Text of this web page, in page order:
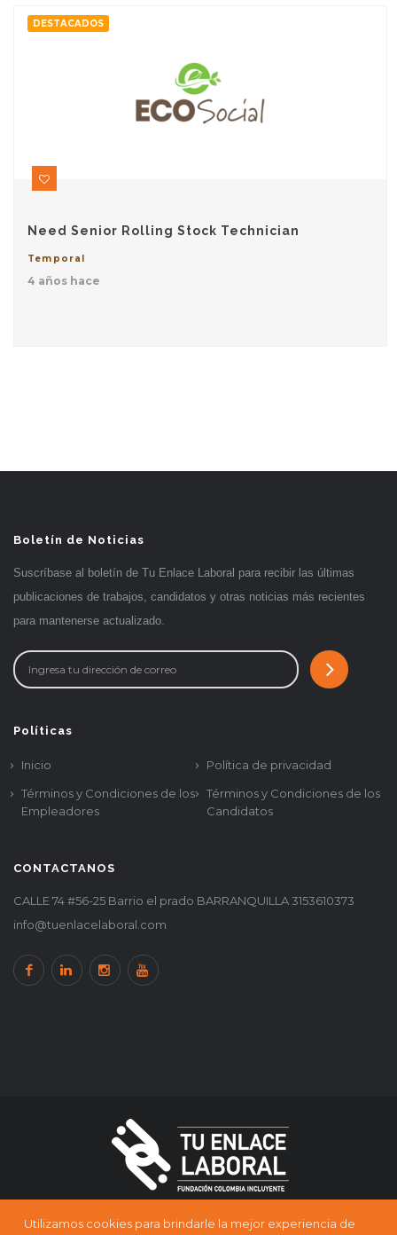
DESTACADOS
Need Senior Rolling Stock Technician
Temporal
4 años hace
Boletín de Noticias
Suscríbase al boletín de Tu Enlace Laboral para recibir las últimas
publicaciones de trabajos, candidatos y otras noticias más recientes
para mantenerse actualizado.
Políticas
Inicio
Política de privacidad
Términos y Condiciones de los
Empleadores
Términos y Condiciones de los
Candidatos
CONTACTANOS
CALLE 74 #56-25 Barrio el prado BARRANQUILLA 3153610373
info@tuenlacelaboral.com
© 2024 Todos los derechos reservadosspacerock.com.co
Utilizamos cookies para brindarle la mejor experiencia de